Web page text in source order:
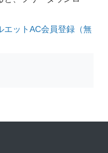
エットAC会員登録（無